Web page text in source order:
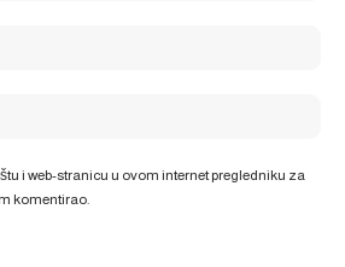
i web-stranicu u ovom internet pregledniku za
komentirao.